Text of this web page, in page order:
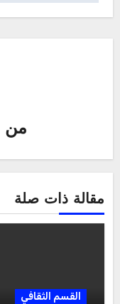
من
مقالة ذات صلة
القسم الثقافي